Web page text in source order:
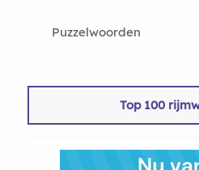
Puzzelwoorden
Top 100